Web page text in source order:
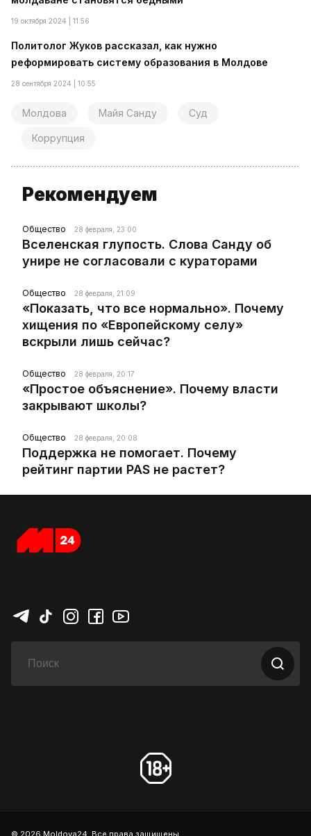
19 октября 2024 | 11:56
Политолог Жуков рассказал, как нужно
реформировать систему образования в Молдове
28 сентября 2024 | 10:55
Молдова Майя Санду Суд
Коррупция
Рекомендуем
Общество 28 февраля, 23:00
Вселенская глупость. Слова Санду об
унире не согласовали с кураторами
Общество 28 февраля, 21:09
«Показать, что все нормально». Почему
хищения по «Европейскому селу»
вскрыли лишь сейчас?
Общество 28 февраля, 20:17
«Простое объяснение». Почему власти
закрывают школы?
Общество 28 февраля, 20:08
Поддержка не помогает. Почему
рейтинг партии PAS не растет?